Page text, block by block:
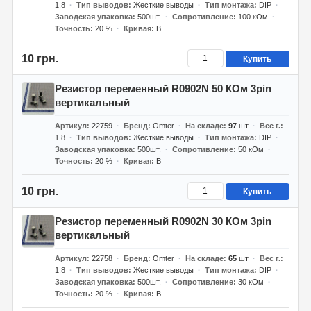
1.8
Тип выводов Жесткие выводы Тип монтажа
DIP
Заводская упаковка 500шт. Сопротивление
100 кОм
Точность 20 % Кривая B
10 грн. Купить
Резистор переменный R0902N 50 КОм 3pin
вертикальный
Артикул 22759 Бренд Omter На складе 97шт
Вес г.
1.8
Тип выводов Жесткие выводы Тип монтажа
DIP
Заводская упаковка 500шт. Сопротивление 50 кОм
Точность 20 % Кривая B
10 грн. Купить
Резистор переменный R0902N 30 КОм 3pin
вертикальный
Артикул 22758 Бренд Omter На складе 65шт
Вес г.
1.8
Тип выводов Жесткие выводы Тип монтажа
DIP
Заводская упаковка 500шт. Сопротивление 30 кОм
Точность 20 % Кривая B